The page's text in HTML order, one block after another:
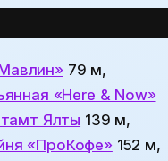
79 м,
«Here & Now»
Ялты 139 м,
«ПроКофе»152 м,